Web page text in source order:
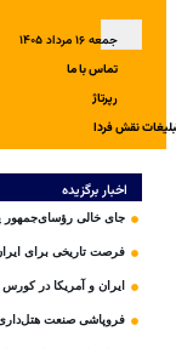
جمعه ۱۶ مرداد ۱۴۰۵
تماس با ما
رپرتاژ
نقش فردا
اخبار برگزیده
جای خالی رؤسای‌جمهور
فرصت تاریخی برای ایران؛ از صندوق ۳۰۰ میلیارد دلاری
ایران و آمریکا در
فروپاشی صنعت هتل‌داری تهران در جنگ